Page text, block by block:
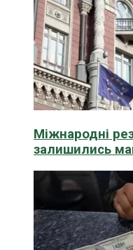
Міжнародні
залишились